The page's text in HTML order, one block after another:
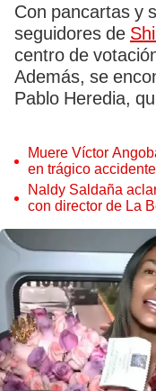
Con pancartas y
seguidores de
centro de
Además, se
Pablo Heredia,
Muere Víctor
en trágico
Naldy Saldaña
con director de La